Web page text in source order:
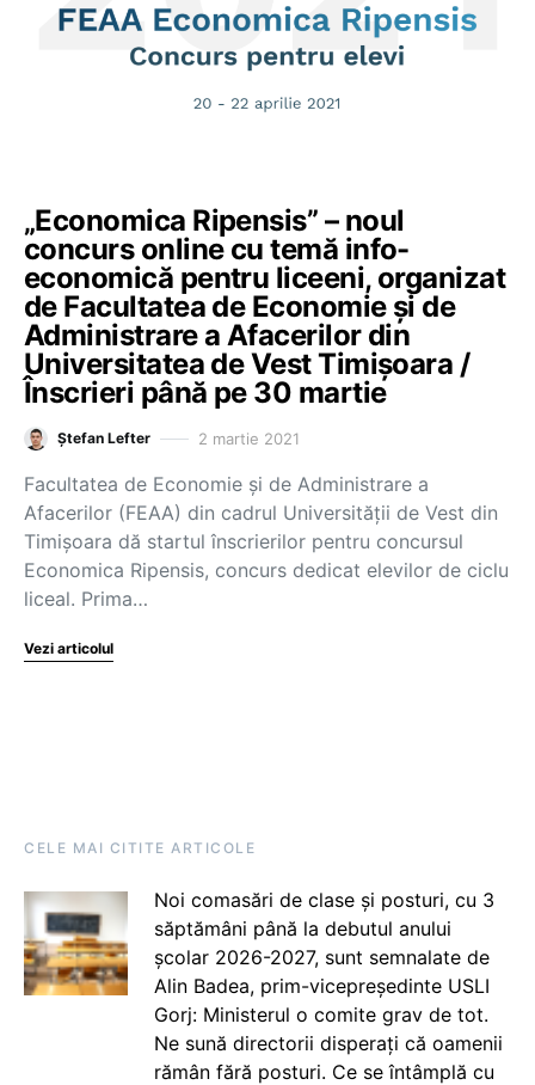
„Economica Ripensis” – noul
concurs online cu temă info-
economică pentru liceeni, organizat
de Facultatea de Economie și de
Administrare a Afacerilor din
Universitatea de Vest Timișoara /
Înscrieri până pe 30 martie
Ștefan Lefter 2 martie 2021
Facultatea de Economie și de Administrare a
Afacerilor (FEAA) din cadrul Universității de Vest din
Timișoara dă startul înscrierilor pentru concursul
Economica Ripensis, concurs dedicat elevilor de ciclu
liceal. Prima…
Vezi articolul
CELE MAI CITITE ARTICOLE
Noi comasări de clase și posturi, cu 3
săptămâni până la debutul anului
școlar 2026-2027, sunt semnalate de
Alin Badea, prim-vicepreședinte USLI
Gorj: Ministerul o comite grav de tot.
Ne sună directorii disperați că oamenii
rămân fără posturi. Ce se întâmplă cu